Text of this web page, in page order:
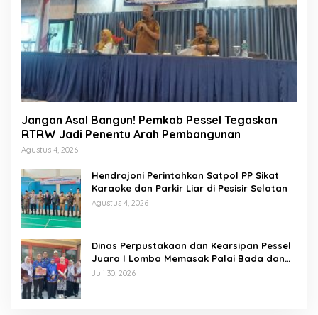
Jangan Asal Bangun! Pemkab Pessel Tegaskan
RTRW Jadi Penentu Arah Pembangunan
Agustus 4, 2026
Hendrajoni Perintahkan Satpol PP Sikat
Karaoke dan Parkir Liar di Pesisir Selatan
Agustus 4, 2026
Dinas Perpustakaan dan Kearsipan Pessel
Juara I Lomba Memasak Palai Bada dan
Lamang Golek
Juli 30, 2026